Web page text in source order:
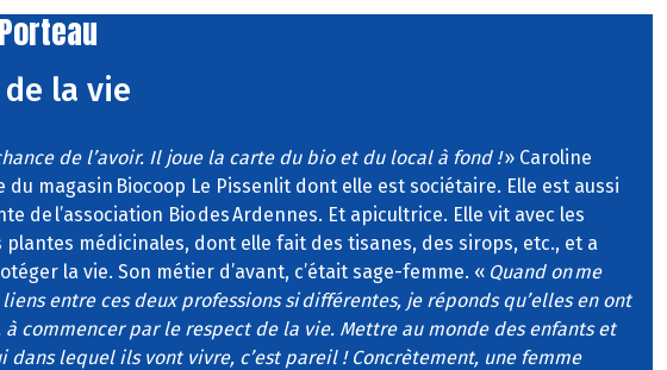
la vie
de l’avoir. Il joue la carte du bio et du local à fond !» Caroline
du magasin Biocoop Le Pissenlit dont elle est sociétaire. Elle est aussi
de l’association Bio des Ardennes. Et apicultrice. Elle vit avec les
plantes médicinales, dont elle fait des tisanes, des sirops, etc., et a
la vie. Son métier d’avant, c’était sage-femme. « Quand on me
entre ces deux professions si différentes, je réponds qu’elles en ont
à commencer par le respect de la vie. Mettre au monde des enfants et
dans lequel ils vont vivre, c’est pareil ! Concrètement, une femme